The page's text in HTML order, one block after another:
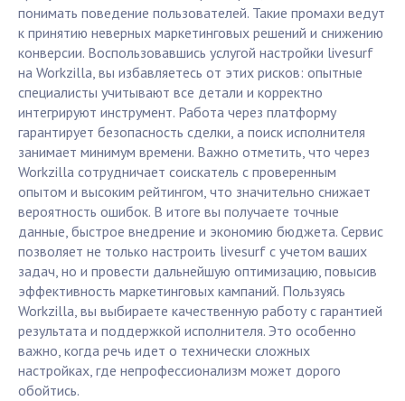
понимать поведение пользователей. Такие промахи ведут
к принятию неверных маркетинговых решений и снижению
конверсии. Воспользовавшись услугой настройки livesurf
на Workzilla, вы избавляетесь от этих рисков: опытные
специалисты учитывают все детали и корректно
интегрируют инструмент. Работа через платформу
гарантирует безопасность сделки, а поиск исполнителя
занимает минимум времени. Важно отметить, что через
Workzilla сотрудничает соискатель с проверенным
опытом и высоким рейтингом, что значительно снижает
вероятность ошибок. В итоге вы получаете точные
данные, быстрое внедрение и экономию бюджета. Сервис
позволяет не только настроить livesurf с учетом ваших
задач, но и провести дальнейшую оптимизацию, повысив
эффективность маркетинговых кампаний. Пользуясь
Workzilla, вы выбираете качественную работу с гарантией
результата и поддержкой исполнителя. Это особенно
важно, когда речь идет о технически сложных
настройках, где непрофессионализм может дорого
обойтись.